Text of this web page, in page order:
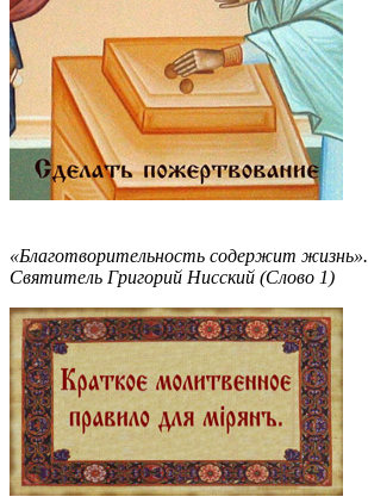
«Благотворительность содержит жизнь».
Святитель Григорий Нисский (Слово 1)